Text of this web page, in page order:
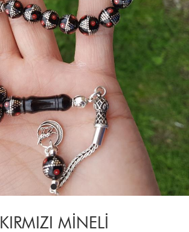
KIRMIZI MİNELİ